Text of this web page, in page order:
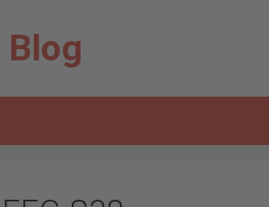
Blog